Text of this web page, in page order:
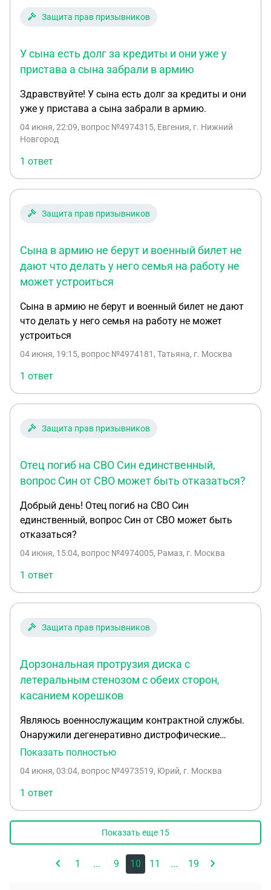
Защита прав призывников
У сына есть долг за кредиты и они уже у
пристава а сына забрали в армию
Здравствуйте! У сына есть долг за кредиты и они
уже у пристава а сына забрали в армию.
04 июня, 22:09, вопрос №4974315, Евгения, г. Нижний
Новгород
1 ответ
Защита прав призывников
Сына в армию не берут и военный билет не
дают что делать у него семья на работу не
может устроиться
Сына в армию не берут и военный билет не дают
что делать у него семья на работу не может
устроиться
04 июня, 19:15, вопрос №4974181, Татьяна, г. Москва
1 ответ
Защита прав призывников
Отец погиб на СВО Син единственный,
вопрос Син от СВО может быть отказаться?
Добрый день! Отец погиб на СВО Син
единственный, вопрос Син от СВО может быть
отказаться?
04 июня, 15:04, вопрос №4974005, Рамаз, г. Москва
1 ответ
Защита прав призывников
Дорзональная протрузия диска с
летеральным стенозом с обеих сторон,
касанием корешков
Являюсь военнослужащим контрактной службы.
Онаружили дегенеративно дистрофические
изменения позвоночника (остеохонроз и
протрузия диска с летеральным стенозом с обеих
сторон, касанием корешков. В течении
нескольких месяцев проходил консервативное
лечение. Спазмы утихли. Но боли при длительной
ходьбе остаются. В покое болей нет. На ввк не
Показать полностью
04 июня, 03:04, вопрос №4973519, Юрий, г. Москва
1 ответ
Показать еще 15
1 ... 9 10 11 ... 19